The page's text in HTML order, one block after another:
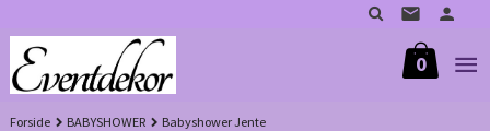
til
innholdet
0
Forside BABYSHOWER Babyshower Jente